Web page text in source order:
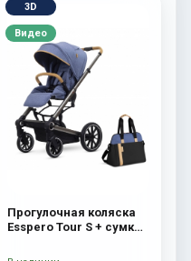
3D
Видео
Прогулочная коляска
Esspero Tour S + сумка